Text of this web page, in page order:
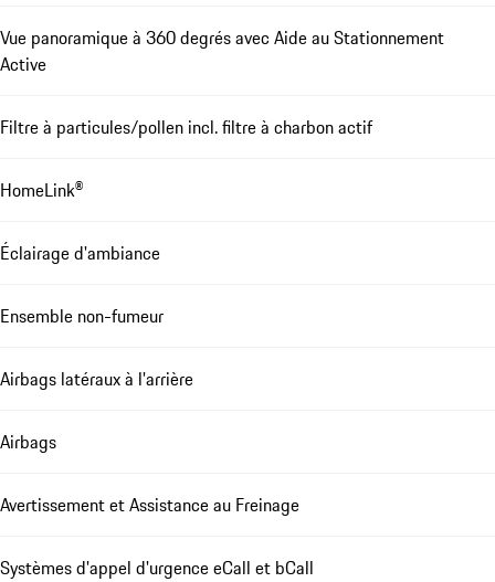
Vue panoramique à 360 degrés avec Aide au Stationnement
Active
Filtre à particules/pollen incl. filtre à charbon actif
HomeLink®
Éclairage d'ambiance
Ensemble non-fumeur
Airbags latéraux à l'arrière
Airbags
Avertissement et Assistance au Freinage
Systèmes d'appel d'urgence eCall et bCall